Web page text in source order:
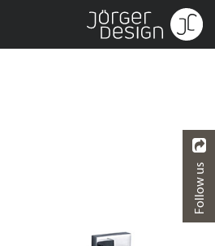
Follow us